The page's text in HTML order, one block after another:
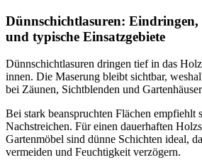
Dünnschichtlasuren: Eindringen,
und typische Einsatzgebiete
Dünnschichtlasuren dringen tief in das
innen. Die Maserung bleibt sichtbar,
bei Zäunen, Sichtblenden und
Bei stark beanspruchten Flächen empfiehlt
Nachstreichen. Für einen dauerhaften
Gartenmöbel sind dünne Schichten ideal,
vermeiden und Feuchtigkeit verzögern.